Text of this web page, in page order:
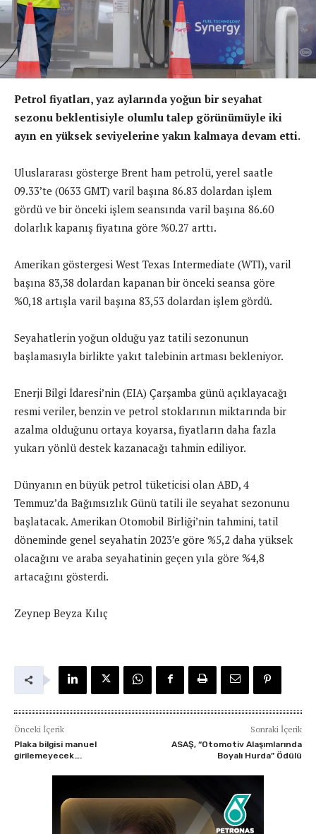
Petrol fiyatları, yaz aylarında yoğun bir seyahat
sezonu beklentisiyle olumlu talep görünümüyle iki
ayın en yüksek seviyelerine yakın kalmaya devam etti.
Uluslararası gösterge Brent ham petrolü, yerel saatle
09.33’te (0633 GMT) varil başına 86.83 dolardan işlem
gördü ve bir önceki işlem seansında varil başına 86.60
dolarlık kapanış fiyatına göre %0.27 arttı.
Amerikan göstergesi West Texas Intermediate (WTI), varil
başına 83,38 dolardan kapanan bir önceki seansa göre
%0,18 artışla varil başına 83,53 dolardan işlem gördü.
Seyahatlerin yoğun olduğu yaz tatili sezonunun
başlamasıyla birlikte yakıt talebinin artması bekleniyor.
Enerji Bilgi İdaresi’nin (EIA) Çarşamba günü açıklayacağı
resmi veriler, benzin ve petrol stoklarının miktarında bir
azalma olduğunu ortaya koyarsa, fiyatların daha fazla
yukarı yönlü destek kazanacağı tahmin ediliyor.
Dünyanın en büyük petrol tüketicisi olan ABD, 4
Temmuz’da Bağımsızlık Günü tatili ile seyahat sezonunu
başlatacak. Amerikan Otomobil Birliği’nin tahmini, tatil
döneminde genel seyahatin 2023’e göre %5,2 daha yüksek
olacağını ve araba seyahatinin geçen yıla göre %4,8
artacağını gösterdi.
Zeynep Beyza Kılıç
Önceki İçerik
Plaka bilgisi manuel
girilemeyecek….
Sonraki İçerik
ASAŞ, “Otomotiv Alaşımlarında
Boyalı Hurda” Ödülü